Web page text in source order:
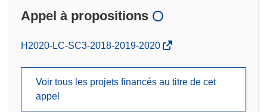
Appel à propositions
(s’ouvre
nouvelle
fenêtre)
H2020-LC-SC3-2018-2019-2020
Voir tous les projets financés au titre de cet
appel